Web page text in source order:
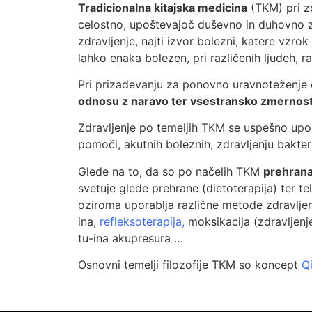
Tradicionalna kitajska medicina (TKM) pri
celostno, upoštevajoč duševno in duhovno
zdravljenje, najti izvor bolezni, katere
lahko enaka bolezen, pri različenih ljudeh,
Pri prizadevanju za ponovno
odnosu z naravo ter vsestransko
Zdravljenje po temeljih TKM se uspešno
pomoči, akutnih boleznih, zdravljenju
Glede na to, da so po načelih TKM
svetuje glede prehrane (dietoterapija) ter
oziroma uporablja različne metode
ina, refleksoterapija, moksikacija
tu-ina akupresura …
Osnovni temelji filozofije TKM so koncept